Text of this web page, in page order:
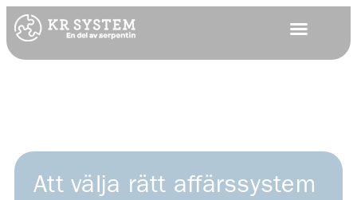
Att välja rätt affärssystem